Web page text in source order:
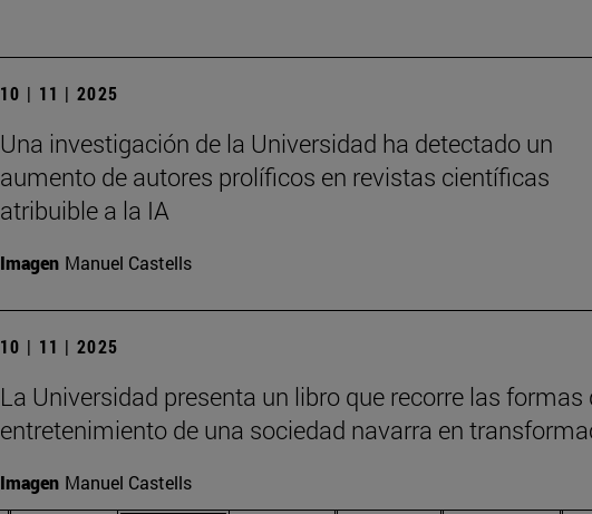
10 | 11 | 2025
Una investigación de la Universidad ha detectado un
aumento de autores prolíficos en revistas científicas
atribuible a la IA
Imagen Manuel Castells
10 | 11 | 2025
La Universidad presenta un libro que recorre las formas
entretenimiento de una sociedad navarra en
Imagen Manuel Castells